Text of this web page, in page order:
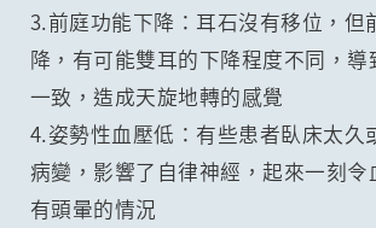
3.前庭功能下降：耳石沒有移位，但
降，有可能雙耳的下降程度不同，導
一致，造成天旋地轉的感覺
4.姿勢性血壓低：有些患者臥床太久
病變，影響了自律神經，起來一刻令
有頭暈的情況